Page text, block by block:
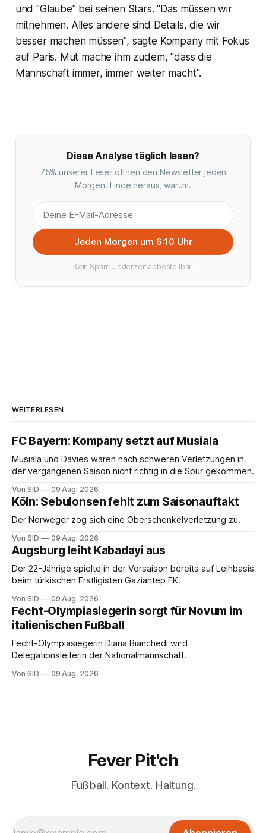
und "Glaube" bei seinen Stars. "Das müssen wir
mitnehmen. Alles andere sind Details, die wir
besser machen müssen", sagte Kompany mit Fokus
auf Paris. Mut mache ihm zudem, "dass die
Mannschaft immer, immer weiter macht".
Diese Analyse täglich lesen?
75% unserer Leser öffnen den Newsletter jeden
Morgen. Finde heraus, warum.
Jeden Morgen um 6:10 Uhr
Kein Spam. Jederzeit abbestellbar.
WEITERLESEN
FC Bayern: Kompany setzt auf Musiala
Musiala und Davies waren nach schweren Verletzungen in
der vergangenen Saison nicht richtig in die Spur gekommen.
Von SID 09 Aug. 2026
Köln: Sebulonsen fehlt zum Saisonauftakt
Der Norweger zog sich eine Oberschenkelverletzung zu.
Von SID 09 Aug. 2026
Augsburg leiht Kabadayi aus
Der 22-Jährige spielte in der Vorsaison bereits auf Leihbasis
beim türkischen Erstligisten Gaziantep FK.
Von SID 09 Aug. 2026
Fecht-Olympiasiegerin sorgt für Novum im
italienischen Fußball
Fecht-Olympiasiegerin Diana Bianchedi wird
Delegationsleiterin der Nationalmannschaft.
Von SID 09 Aug. 2026
Fever Pit'ch
Fußball. Kontext. Haltung.